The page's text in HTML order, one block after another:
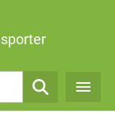
Sök